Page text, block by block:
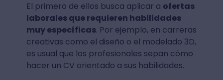
El primero de ellos busca aplicar a ofertas
laborales que requieren habilidades
muy específicas. Por ejemplo, en carreras
creativas como el diseño o el modelado 3D,
es usual que los profesionales sepan cómo
hacer un CV orientado a sus habilidades.